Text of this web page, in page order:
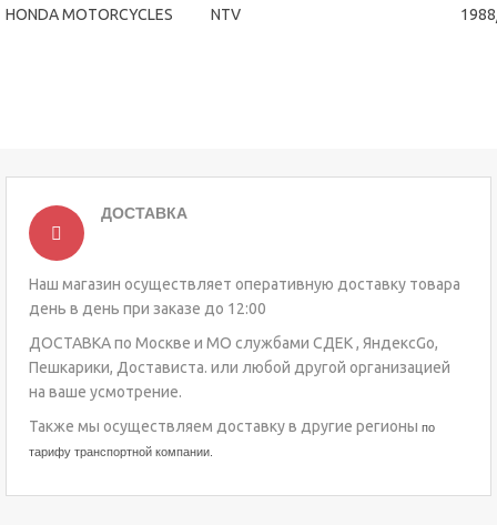
HONDA MOTORCYCLES NTV
ДОСТАВКА
Наш магазин осуществляет оперативную доставку товара
день в день при заказе до 12:00
ДОСТАВКА по Москве и МО службами СДЕК , ЯндексGo,
Пешкарики, Достависта. или любой другой организацией
на ваше усмотрение.
Также мы осуществляем доставку в другие регионы по
тарифу транспортной компании.